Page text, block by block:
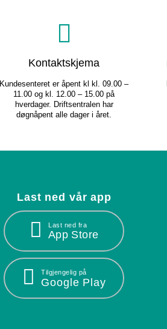
Kontaktskjema
Kundesenteret er åpent kl kl. 09.00 –
11.00 og kl. 12.00 – 15.00 på
hverdager. Driftsentralen har
døgnåpent alle dager i året.
Last ned vår app
Last ned fra
App Store
Tilgjengelig på
Google Play